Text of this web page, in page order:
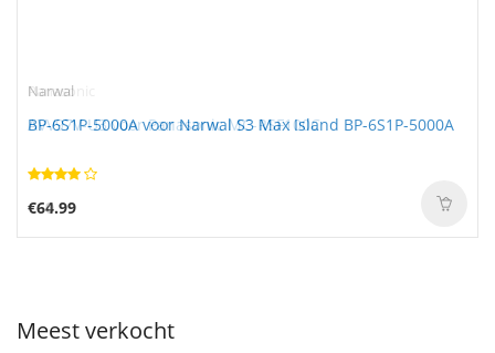
Panasonic
AVV97V-U3 voor Panasonic MC-RSF100C
€60.99
Narwal
BP-6S1P-5000A voor Narwal S3 Max Island BP-6S1P-5000A
€64.99
Meest verkocht